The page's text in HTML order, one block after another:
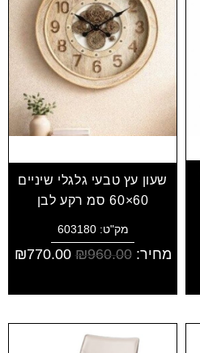
שעון עץ טבעי גלגלי שיניים
60×60 סמ רקע לבן
מק"ט: 603180
מחיר: ₪960.00
₪770.00